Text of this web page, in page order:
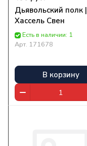
Дьявольский полк |
Хассель Свен
Есть в наличии: 1
Арт. 171678
В корзину